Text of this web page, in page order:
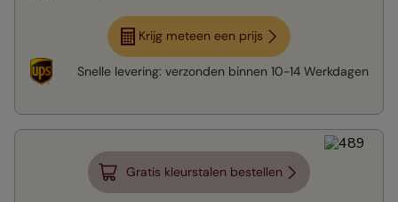
Krijg meteen een prijs
Snelle levering: verzonden binnen 10-14 Werkdagen
Gratis kleurstalen bestellen